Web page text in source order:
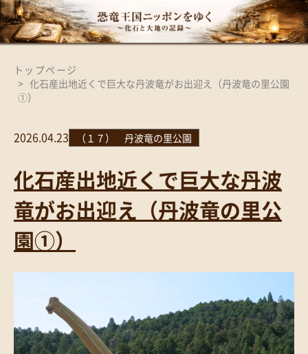
トップページ
化石産出地近くで巨大な丹波竜がお出迎え（丹波竜の里公園
①）
2026.04.23 （１７） 丹波竜の里公園
化石産出地近くで巨大な丹波
竜がお出迎え（丹波竜の里公
園①）